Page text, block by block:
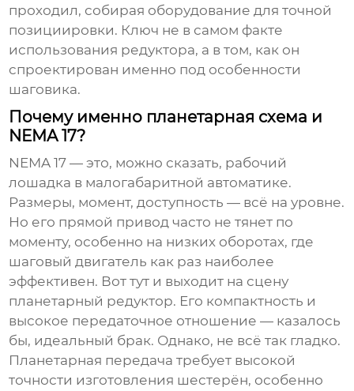
проходил, собирая оборудование для точной
позициировки. Ключ не в самом факте
использования редуктора, а в том, как он
спроектирован именно под особенности
шаговика.
Почему именно планетарная схема и
NEMA 17?
NEMA 17 — это, можно сказать, рабочий
лошадка в малогабаритной автоматике.
Размеры, момент, доступность — всё на уровне.
Но его прямой привод часто не тянет по
моменту, особенно на низких оборотах, где
шаговый двигатель как раз наиболее
эффективен. Вот тут и выходит на сцену
планетарный редуктор. Его компактность и
высокое передаточное отношение — казалось
бы, идеальный брак. Однако, не всё так гладко.
Планетарная передача требует высокой
точности изготовления шестерён, особенно